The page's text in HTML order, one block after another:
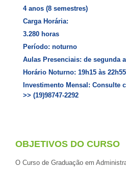
4 anos (8 semestres)
Carga Horária:
3.280 horas
Período: noturno
Aulas Presenciais: de segunda
Horário Noturno: 19h15 às 22h55
Investimento Mensal: Consulte
>> (19)98747-2292
OBJETIVOS DO CURSO
O Curso de Graduação em